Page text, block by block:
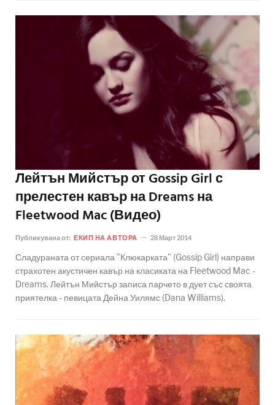
Лейтън Мийстър от Gossip Girl с
прелестен кавър на Dreams на
Fleetwood Mac (Видео)
Публикувана от: ЕКИП НА АВТОРА 28 Март 2014
Сладураната от сериала "Клюкарката" (Gossip Girl) направи
страхотен акустичен кавър на класиката на Fleetwood Mac -
Dreams. Лейтън Мийстър записа парчето в дует със своята
приятелка - певицата Дейна Уилямс (Dana Williams).